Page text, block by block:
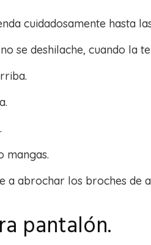
cuidadosamente hasta
se deshilache, cuando la
mangas.
a abrochar los broches de
pantalón.